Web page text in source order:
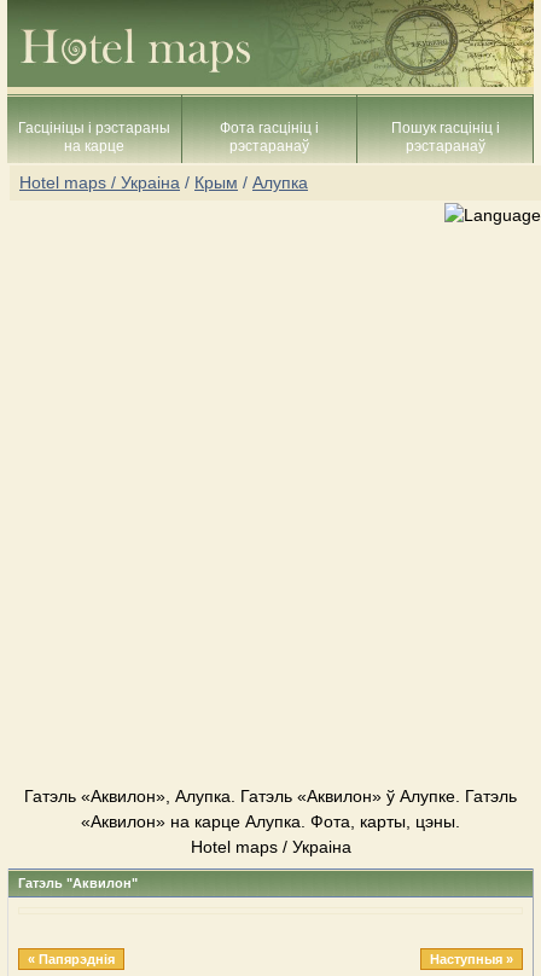
Гасцініцы і рэстараны
на карце
Фота гасцініц і
рэстаранаў
Пошук гасцініц і
рэстаранаў
Hotel maps / Украіна / Крым / Алупка
Гатэль «Аквилон», Алупка. Гатэль «Аквилон» ў Алупке. Гатэль
«Аквилон» на карце Алупка. Фота, карты, цэны.
Hotel maps / Украіна
Гатэль "Аквилон"
« Папярэднія Наступныя »